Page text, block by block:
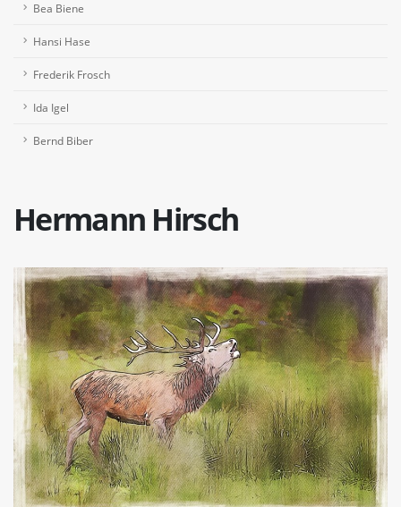
Bea Biene
Hansi Hase
Frederik Frosch
Ida Igel
Bernd Biber
Hermann Hirsch